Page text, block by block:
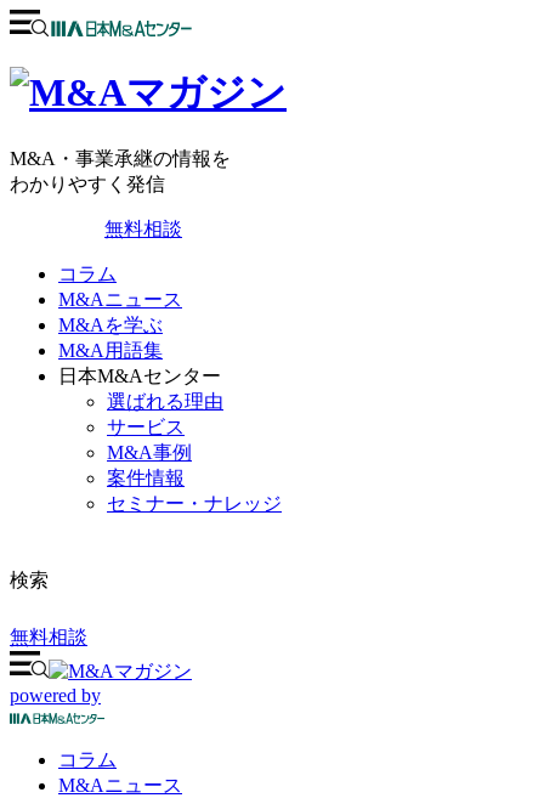
M&A・事業承継の情報を
わかりやすく発信
無料相談
コラム
M&Aニュース
M&Aを学ぶ
M&A用語集
日本M&Aセンター
選ばれる理由
サービス
M&A事例
案件情報
セミナー・ナレッジ
検索
無料相談
powered by
コラム
M&Aニュース